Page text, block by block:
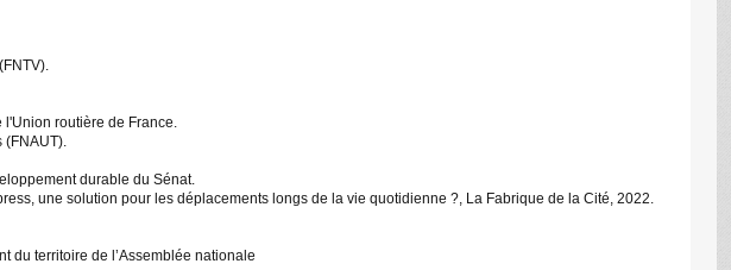
l'Union routière de France.
(FNAUT).
durable du Sénat.
une solution pour les déplacements longs de la vie quotidienne ?, La Fabrique de la Cité, 2022.
du territoire de l’Assemblée nationale